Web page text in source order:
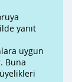
yanıt
uygun
Buna